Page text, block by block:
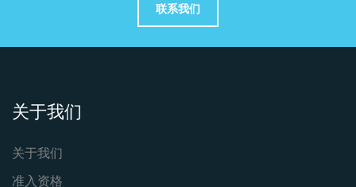
联系我们
关于我们
关于我们
准入资格